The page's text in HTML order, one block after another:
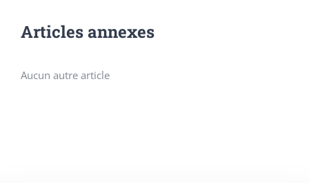
Articles annexes
Aucun autre article